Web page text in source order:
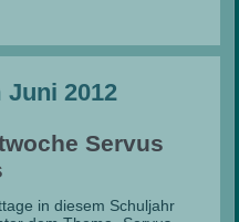
2012
Servus
in diesem Schuljahr